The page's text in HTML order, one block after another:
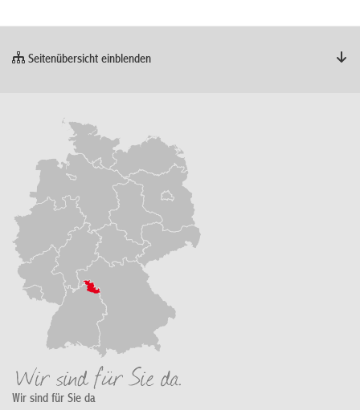
Seitenübersicht einblenden
Wir sind für Sie da